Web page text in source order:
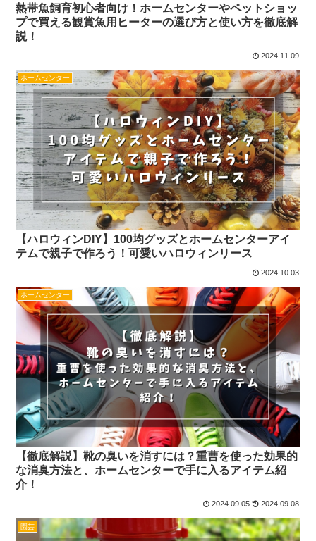
熱帯魚飼育初心者向け！ホームセンターやペットショッ
プで買える観賞魚用ヒーターの選び方と使い方を徹底解
説！
2024.11.09
ホームセンター
【ハロウィンDIY】100均グッズとホームセンターアイ
テムで親子で作ろう！可愛いハロウィンリース
2024.10.03
ホームセンター
【徹底解説】靴の臭いを消すには？重曹を使った効果的
な消臭方法と、ホームセンターで手に入るアイテム紹
介！
2024.09.05 2024.09.08
園芸